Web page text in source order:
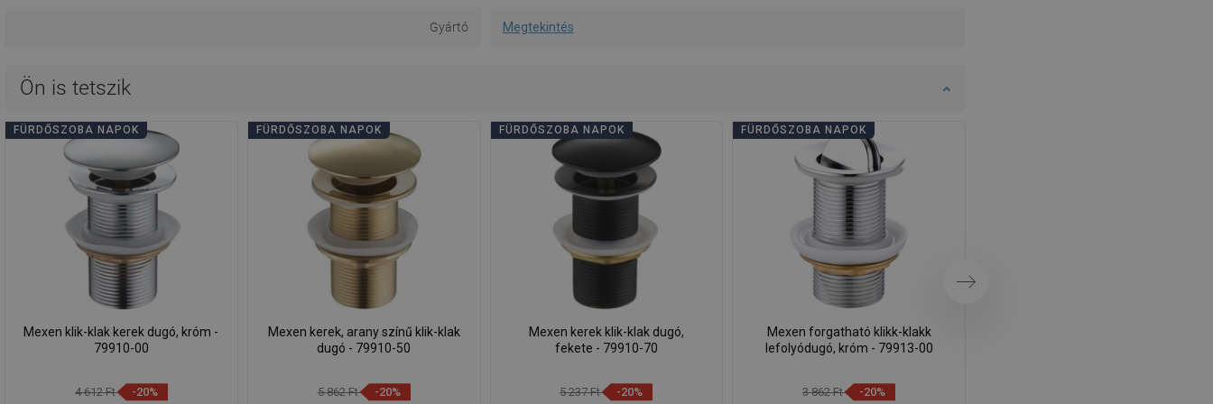
Gyártó Megtekintés
Ön is tetszik
FÜRDŐSZOBA NAPOK
Mexen klik-klak kerek dugó, króm -
79910-00
4 612 Ft -20%
FÜRDŐSZOBA NAPOK
Mexen kerek, arany színű klik-klak
dugó - 79910-50
5 862 Ft -20%
FÜRDŐSZOBA NAPOK
Mexen kerek klik-klak dugó,
fekete - 79910-70
5 237 Ft -20%
FÜRDŐSZOBA NAPOK
Mexen forgatható klikk-klakk
lefolyódugó, króm - 79913-00
3 862 Ft -20%
Következő
GREEK